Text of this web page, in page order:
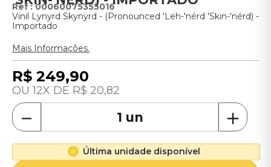
:00060075355016
Vinil Lynyrd Skynyrd - (Pronounced 'Leh-'nérd 'Skin-'nérd) -
Importado
Mais Informações.
R$ 249,90
12 R$ 20,82
＋
－
Última unidade disponível